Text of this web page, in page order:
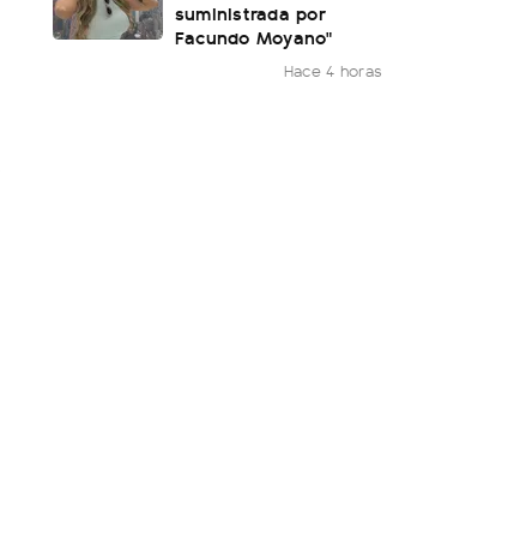
suministrada por
Facundo Moyano"
Hace 4 horas